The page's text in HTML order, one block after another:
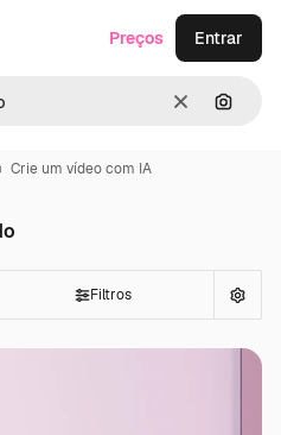
Limpar
Preços Entrar
Crie um vídeo com IA
Filtros